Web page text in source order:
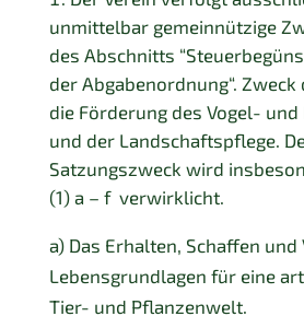
unmittelbar gemeinnützige
des Abschnitts
der Abgabenordnung“. Zweck
die Förderung des Vogel-
und der Landschaftspflege.
Satzungszweck wird
(1) a – f verwirklicht.
a) Das Erhalten, Schaffen
Lebensgrundlagen für eine
Tier- und Pflanzenwelt.